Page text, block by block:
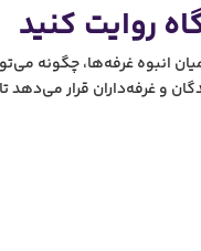
روایت کنید
انبوه غرفه‌ها، چگونه
و غرفه‌داران قرار